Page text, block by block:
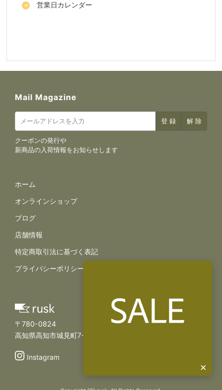
営業日カレンダー
Mail Magazine
クーポンの発行や
新商品の入荷情報をお知らせします
サイトナビゲーション
ホーム
オンラインショップ
ブログ
店舗情報
規約とポリシー
特定商取引法に基づく表記
プライバシーポリシー
〒780-0824
高知県高知市城見町7-11
Instagram
×